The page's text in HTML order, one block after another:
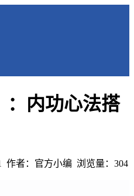
：内功心法搭
作者：官方小编 浏览量： 304